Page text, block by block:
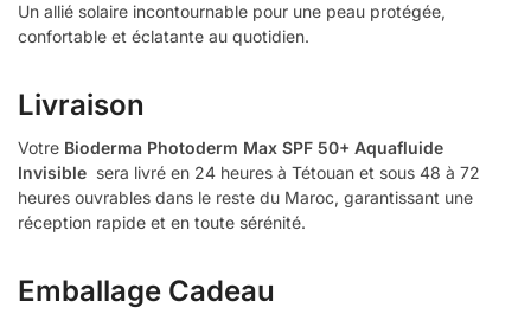
Un allié solaire incontournable pour une peau protégée,
confortable et éclatante au quotidien.
Livraison
Votre Bioderma Photoderm Max SPF 50+ Aquafluide
Invisible sera livré en 24 heures à Tétouan et sous 48 à 72
heures ouvrables dans le reste du Maroc, garantissant une
réception rapide et en toute sérénité.
Emballage Cadeau